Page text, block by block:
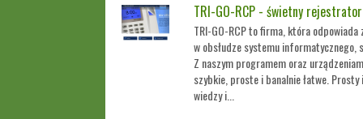
TRI-GO-RCP - świetny
TRI-GO-RCP to firma, która
w obsłudze systemu informatycznego,
Z naszym programem oraz
szybkie, proste i banalnie łatwe.
wiedzy i...